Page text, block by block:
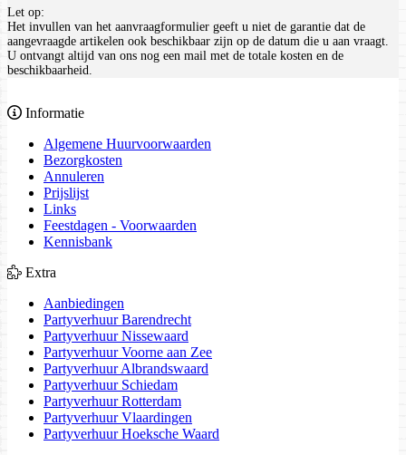
Let op:
Het invullen van het aanvraagformulier geeft u niet de garantie dat de
aangevraagde artikelen ook beschikbaar zijn op de datum die u aan vraagt.
U ontvangt altijd van ons nog een mail met de totale kosten en de
beschikbaarheid.
Informatie
Algemene Huurvoorwaarden
Bezorgkosten
Annuleren
Prijslijst
Links
Feestdagen - Voorwaarden
Kennisbank
Extra
Aanbiedingen
Partyverhuur Barendrecht
Partyverhuur Nissewaard
Partyverhuur Voorne aan Zee
Partyverhuur Albrandswaard
Partyverhuur Schiedam
Partyverhuur Rotterdam
Partyverhuur Vlaardingen
Partyverhuur Hoeksche Waard